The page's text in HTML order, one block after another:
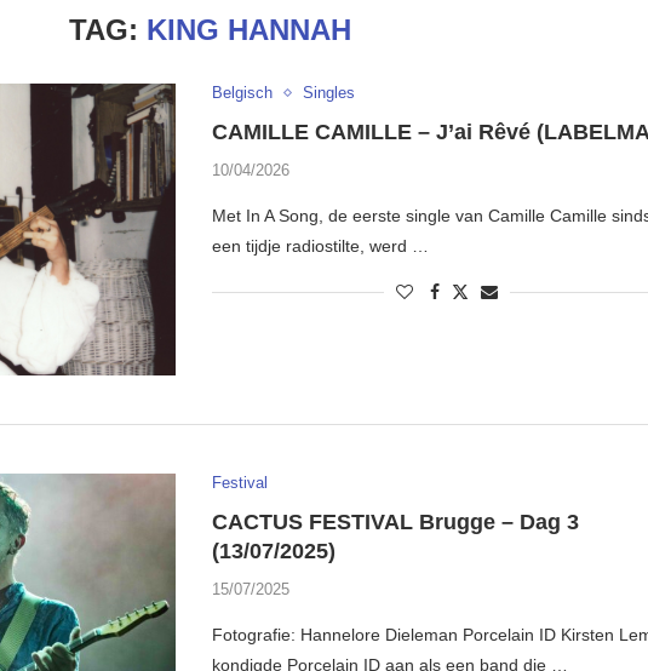
TAG: KING HANNAH
Belgisch Singles
CAMILLE CAMILLE – J’ai Rêvé
10/04/2026
Met In A Song, de eerste single van Camille Camille
een tijdje radiostilte, werd …
Festival
CACTUS FESTIVAL Brugge – Dag 3
(13/07/2025)
15/07/2025
Fotografie: Hannelore Dieleman Porcelain ID Kirsten
kondigde Porcelain ID aan als een band die …